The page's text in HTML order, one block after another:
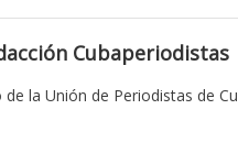
Cubaperiodistas
de la Unión de Periodistas de